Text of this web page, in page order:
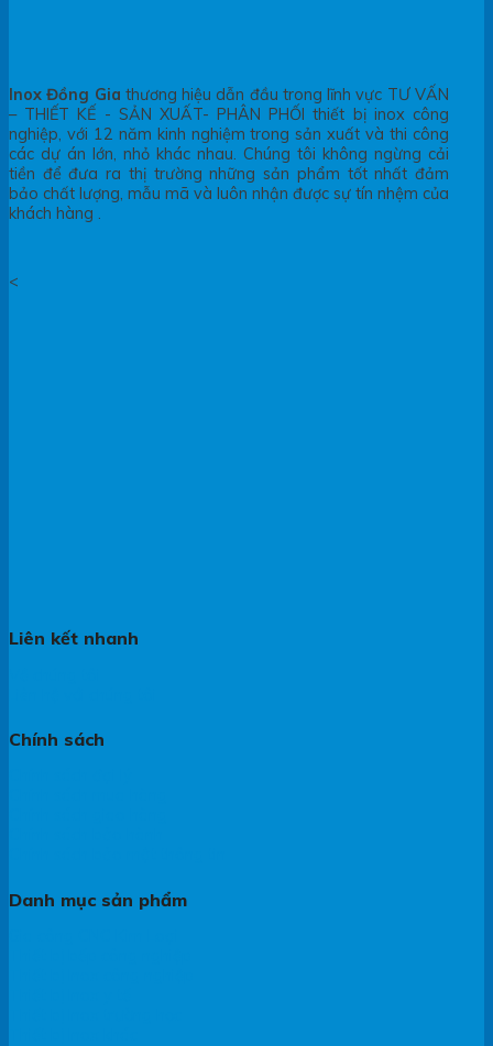
Inox Đồng Gia thương hiệu dẫn đầu trong lĩnh vực TƯ VẤN
– THIẾT KẾ - SẢN XUẤT- PHÂN PHỐI thiết bị inox công
nghiệp, với 12 năm kinh nghiệm trong sản xuất và thi công
các dự án lớn, nhỏ khác nhau. Chúng tôi không ngừng cải
tiền để đưa ra thị trường những sản phẩm tốt nhất đảm
bảo chất lượng, mẫu mã và luôn nhận được sự tín nhệm của
khách hàng .
<
Liên kết nhanh
Chính sách
Danh mục sản phẩm